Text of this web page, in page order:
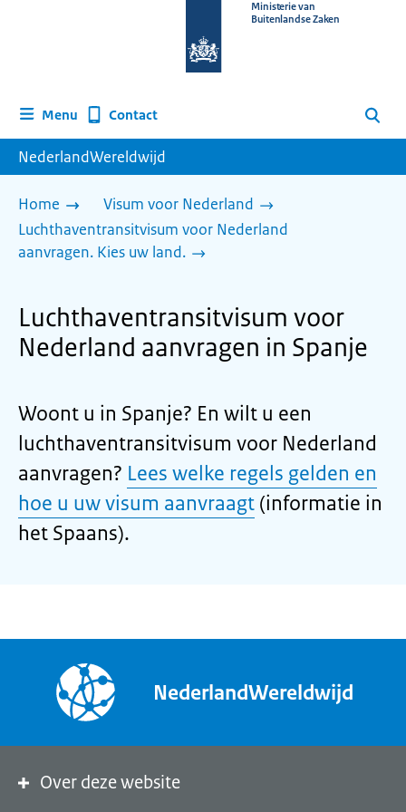
homepage
Ministerie van
Buitenlandse Zaken
Menu Contact Zoeken
NederlandWereldwijd
Home
Visum voor Nederland
Luchthaventransitvisum voor Nederland
aanvragen. Kies uw land.
Luchthaventransitvisum voor
Nederland aanvragen in Spanje
Woont u in Spanje? En wilt u een
luchthaventransitvisum voor Nederland
aanvragen? Lees welke regels gelden en
hoe u uw visum aanvraagt (informatie in
het Spaans).
NederlandWereldwijd
Over deze website